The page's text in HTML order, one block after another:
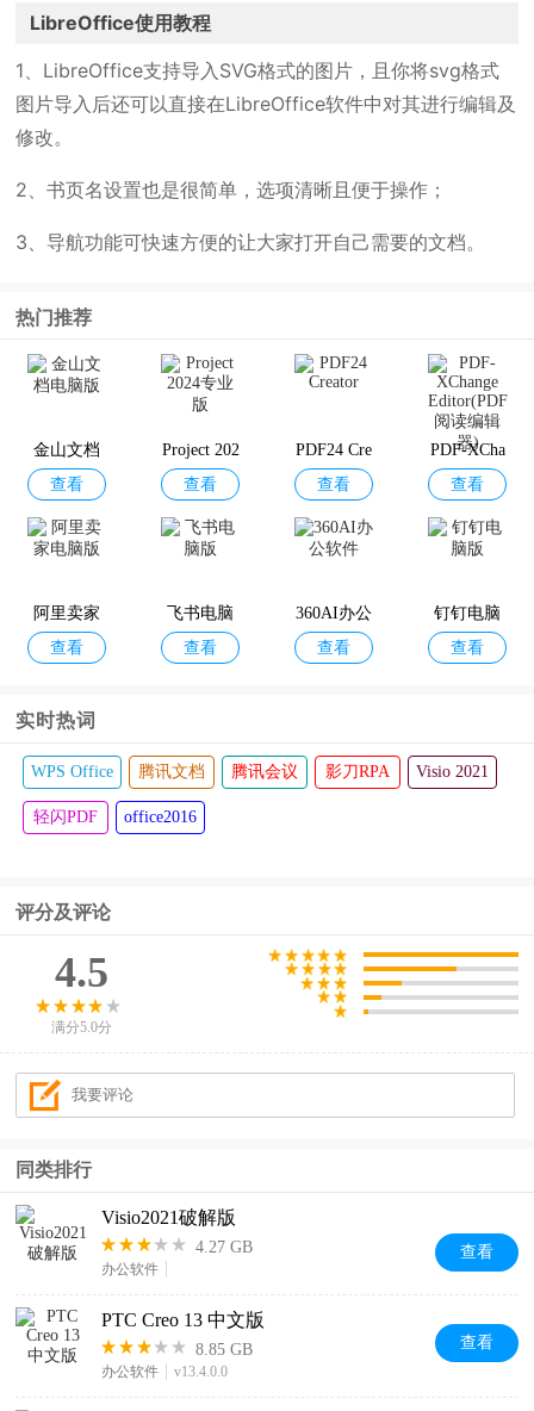
LibreOffice使用教程
1、LibreOffice支持导入SVG格式的图片，且你将svg格式
图片导入后还可以直接在LibreOffice软件中对其进行编辑及
修改。
2、书页名设置也是很简单，选项清晰且便于操作；
3、导航功能可快速方便的让大家打开自己需要的文档。
热门推荐
金山文档
电脑版
查看
Project 202
4专业版
查看
PDF24 Cre
ator
查看
PDF-XCha
nge Editor
(PDF阅读
编辑器)
查看
阿里卖家
电脑版
查看
飞书电脑
版
查看
360AI办公
软件
查看
钉钉电脑
版
查看
实时热词
WPS Office 腾讯文档 腾讯会议 影刀RPA Visio 2021
轻闪PDF office2016
评分及评论
4.5
满分5.0分
同类排行
Visio2021破解版
4.27 GB
办公软件
查看
PTC Creo 13 中文版
8.85 GB
办公软件 v13.4.0.0
查看